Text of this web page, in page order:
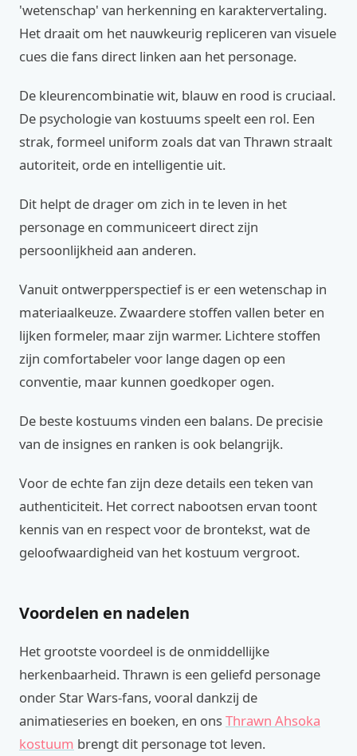
'wetenschap' van herkenning en karaktervertaling.
Het draait om het nauwkeurig repliceren van visuele
cues die fans direct linken aan het personage.
De kleurencombinatie wit, blauw en rood is cruciaal.
De psychologie van kostuums speelt een rol. Een
strak, formeel uniform zoals dat van Thrawn straalt
autoriteit, orde en intelligentie uit.
Dit helpt de drager om zich in te leven in het
personage en communiceert direct zijn
persoonlijkheid aan anderen.
Vanuit ontwerpperspectief is er een wetenschap in
materiaalkeuze. Zwaardere stoffen vallen beter en
lijken formeler, maar zijn warmer. Lichtere stoffen
zijn comfortabeler voor lange dagen op een
conventie, maar kunnen goedkoper ogen.
De beste kostuums vinden een balans. De precisie
van de insignes en ranken is ook belangrijk.
Voor de echte fan zijn deze details een teken van
authenticiteit. Het correct nabootsen ervan toont
kennis van en respect voor de brontekst, wat de
geloofwaardigheid van het kostuum vergroot.
Voordelen en nadelen
Het grootste voordeel is de onmiddellijke
herkenbaarheid. Thrawn is een geliefd personage
onder Star Wars-fans, vooral dankzij de
animatieseries en boeken, en onsThrawn Ahsoka
kostuum brengt dit personage tot leven.